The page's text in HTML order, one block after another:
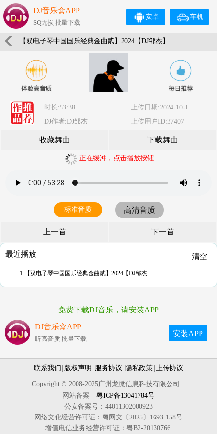
DJ音乐盒APP
SQ无损 批量下载
车机
安卓
【双电子琴中国国乐经典金曲贰】2024【DJ邹杰】
时长:53:38
上传日期:2024-10-1
DJ作者:DJ邹杰
上传用户ID:37407
收藏舞曲 下载舞曲
正在缓冲，点击播放按钮
标准音质 高清音质
上一首 下一首
最近播放 清空
1.【双电子琴中国国乐经典金曲贰】2024【DJ邹杰
免费下载DJ音乐，请安装APP
DJ音乐盒APP
听高音质 批量下载
安装APP
联系我们 版权声明 服务协议 隐私政策 上传协议
Copyright © 2008-2025广州龙微信息科技有限公司
网站备案： 粤ICP备13041784号
公安备案号：44011302000923
网络文化经营许可证：粤网文〔2025〕1693-158号
增值电信业务经营许可证：粤B2-20130766